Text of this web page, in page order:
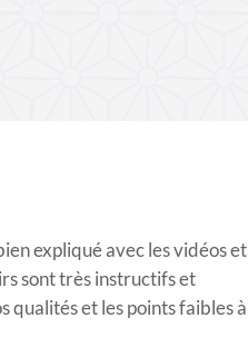
expliqué avec les vidéos et
sont très instructifs et
qualités et les points faibles à